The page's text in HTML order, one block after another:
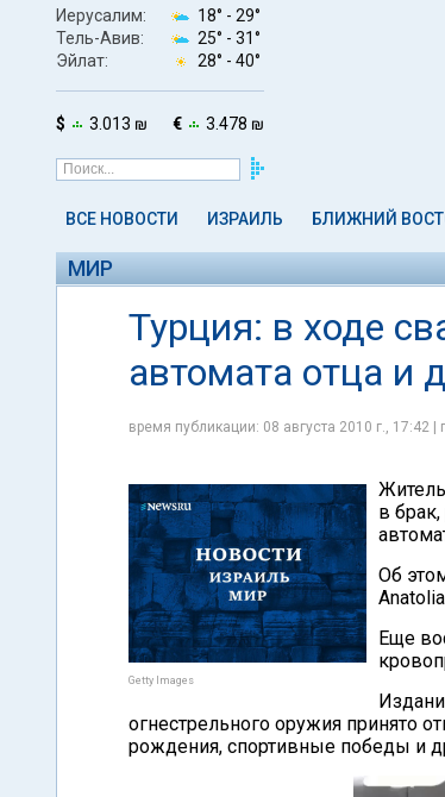
Иерусалим: 18° - 29°
Тель-Авив:
25° - 31°
Эйлат:
28° - 40°
$ 3.013 ₪ € 3.478 ₪
ВСЕ НОВОСТИ ИЗРАИЛЬ БЛИЖНИЙ
МИР
Турция: в ходе
автомата отца и
время публикации: 08 августа 2010 г., 17:42
Getty Images
в
Об
Еще
огнестрельного оружия принято
рождения, спортивные победы и